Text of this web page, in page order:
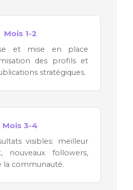
Mois 1-2
et mise en place
des profils et
stratégiques.
Mois 3-4
visibles: meilleur
nouveaux followers,
la communauté.